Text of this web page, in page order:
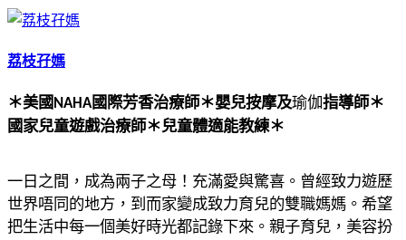
荔枝孖媽
＊美國NAHA國際芳香治療師＊嬰兒按摩及瑜伽指導師＊
國家兒童遊戲治療師＊兒童體適能教練＊
一日之間，成為兩子之母！充滿愛與驚喜。曾經致力遊歷
世界唔同的地方，到而家變成致力育兒的雙職媽媽。希望
把生活中每一個美好時光都記錄下來。親子育兒，美容扮